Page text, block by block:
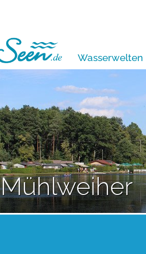
Wasserwelten
Mühlweiher